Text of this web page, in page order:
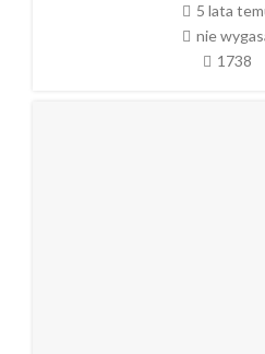
5 lata
nie
1738